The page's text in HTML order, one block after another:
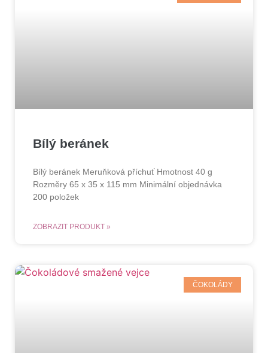
Bílý beránek
Bílý beránek Meruňková příchuť Hmotnost 40 g
Rozměry 65 x 35 x 115 mm Minimální objednávka
200 položek
ZOBRAZIT PRODUKT »
ČOKOLÁDY